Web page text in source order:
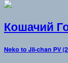
Кошачий
Neko to Jii-chan PV